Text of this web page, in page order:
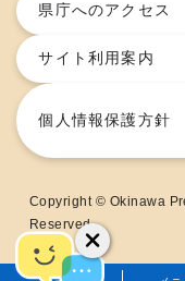
県庁へのアクセス
サイト利用案内
個人情報保護方針
Copyright © Okinawa
Reserved.